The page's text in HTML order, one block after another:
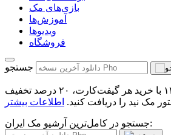
بازی‌های مک
آموزش‌ها
ویدیو‌ها
فروشگاه
جستجو
تا تاریخ ۳۰ مرداد ۱۴۰۵ با خرید هر گیفت‌کارت، ۲۰ درصد تخفیف
مک نید را دریافت کنید. اطلاعات بیشتر
جستجو در کامل‌ترین آرشیو مک ایران: